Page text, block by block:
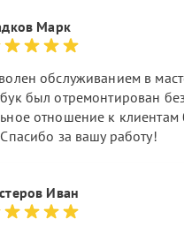
Марк
обслуживанием в
был отремонтирован
отношение к
за вашу работу!
Иван